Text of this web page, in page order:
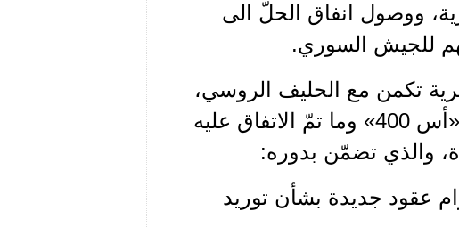
ووصول انفاق الحلّ الى
للجيش السوري.
تكمن مع الحليف الروسي،
وهذا ما ظهر جلياً من خلال، شراء تركيا منظومة «أس 400» وما تمّ الاتفاق عليه
والذي تضمّن بدوره:
عقود جديدة بشأن توريد